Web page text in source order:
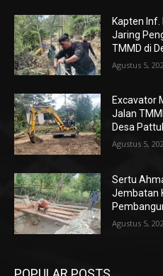
Kapten
Jaring
TMMD di
Agustus 5,
Excavator
Jalan
Desa
Agustus 5,
Sertu
Jembatan
Agustus 5,